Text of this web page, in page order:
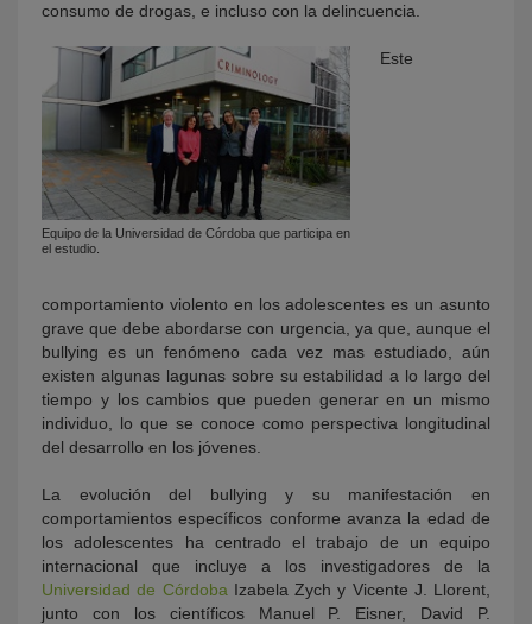
consumo de drogas, e incluso con la delincuencia.
Equipo de la Universidad de Córdoba que participa en
el estudio.
Este
comportamiento violento en los adolescentes es un asunto
grave que debe abordarse con urgencia, ya que, aunque el
bullying es un fenómeno cada vez mas estudiado, aún
existen algunas lagunas sobre su estabilidad a lo largo del
tiempo y los cambios que pueden generar en un mismo
individuo, lo que se conoce como perspectiva longitudinal
del desarrollo en los jóvenes.
La evolución del bullying y su manifestación en
comportamientos específicos conforme avanza la edad de
los adolescentes ha centrado el trabajo de un equipo
internacional que incluye a los investigadores de la
Universidad de Córdoba Izabela Zych y Vicente J. Llorent,
junto con los científicos Manuel P. Eisner, David P.